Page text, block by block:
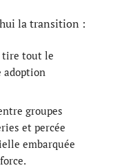
la transition :
tire tout le
adoption
groupes
et percée
embarquée